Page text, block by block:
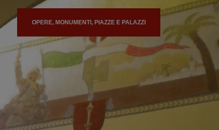
OPERE, MONUMENTI, PIAZZE E PALAZZI